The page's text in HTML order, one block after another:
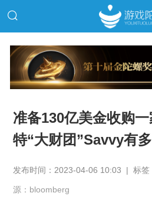
准备130亿美金收购
特“大财团”Savvy有
发布时间：2023-04-06 10:03 | 标
源：bloomberg